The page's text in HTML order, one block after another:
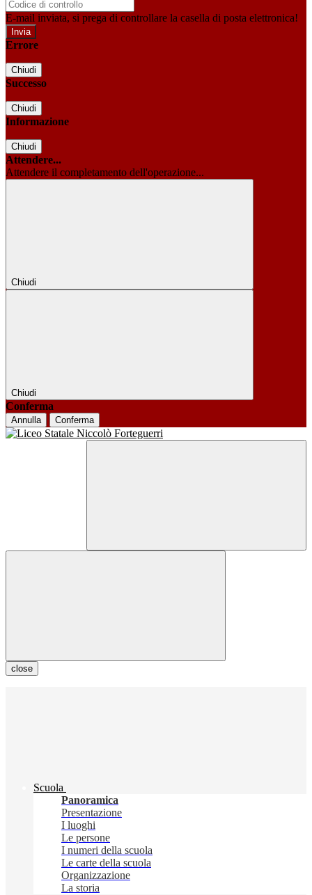
E-mail inviata, si prega di controllare la casella di posta elettronica!
Errore
Chiudi
Successo
Chiudi
Informazione
Chiudi
Attendere...
Attendere il completamento dell'operazione...
Chiudi
Chiudi
Conferma
Annulla Conferma
close
Scuola
Panoramica
Presentazione
I luoghi
Le persone
I numeri della scuola
Le carte della scuola
Organizzazione
La storia